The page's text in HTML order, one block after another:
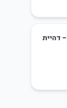
קרם פנים לחות מזין Dimollaure – דהיית